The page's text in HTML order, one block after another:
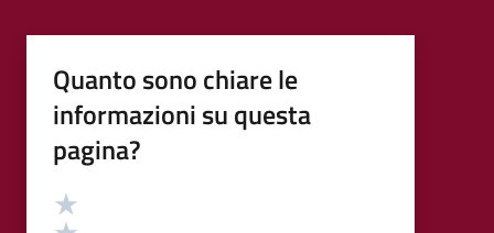
Quanto sono chiare le
informazioni su questa
pagina?
Valutazione